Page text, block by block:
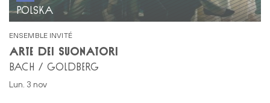
ENSEMBLE INVITÉ
ARTE DEI SUONATORI
BACH / GOLDBERG
lun. 3 nov
POLSKA